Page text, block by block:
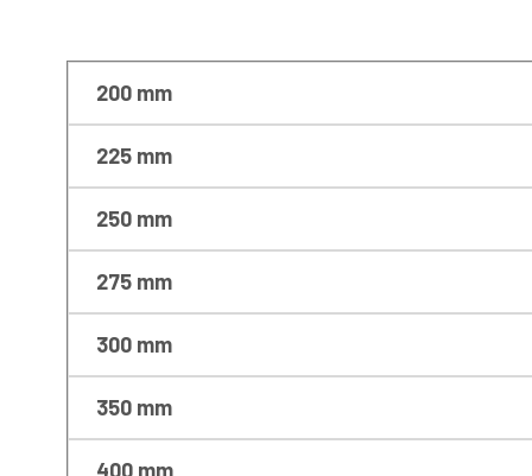
200 mm
225 mm
250 mm
275 mm
300 mm
350 mm
400 mm